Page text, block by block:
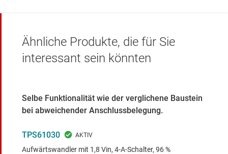
Ähnliche Produkte, die für Sie
interessant sein könnten
Selbe Funktionalität wie der verglichene Baustein
bei abweichender Anschlussbelegung.
TPS61030
Aufwärtswandler mit 1,8 Vin, 4-A-Schalter, 96 %